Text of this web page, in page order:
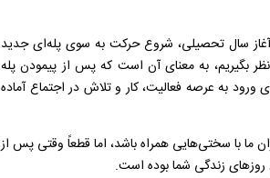
سال تحصیلی، شروع حرکت به سوی پله‌ای جدید
را ۱۲ پله برای پیشرفت در نظر بگیریم، به معنای آن است که پس از پیمودن پله
به عرصه فعالیت، کار و تلاش در اجتماع آماده
با سختی‌هایی همراه باشد، اما قطعاً وقتی پس از
روزهای زندگی شما بوده است.